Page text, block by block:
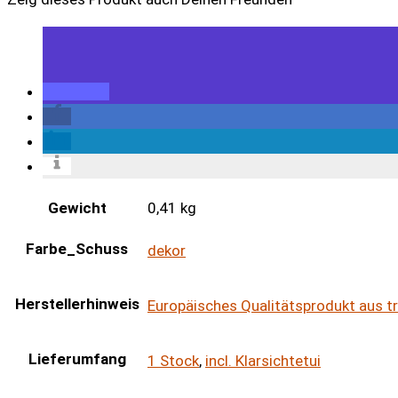
Gewicht 0,41 kg
Farbe_Schuss dekor
Herstellerhinweis Europäisches Qualitätsprodukt aus
Lieferumfang 1 Stock, incl. Klarsichtetui